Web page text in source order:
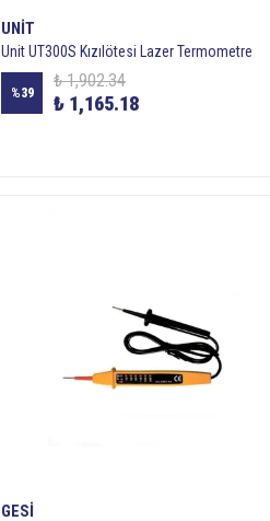
UNIT
Unit UT300S Kızılötesi Lazer Termometre
%39
₺ 1,902.34
₺ 1,165.18
GESI